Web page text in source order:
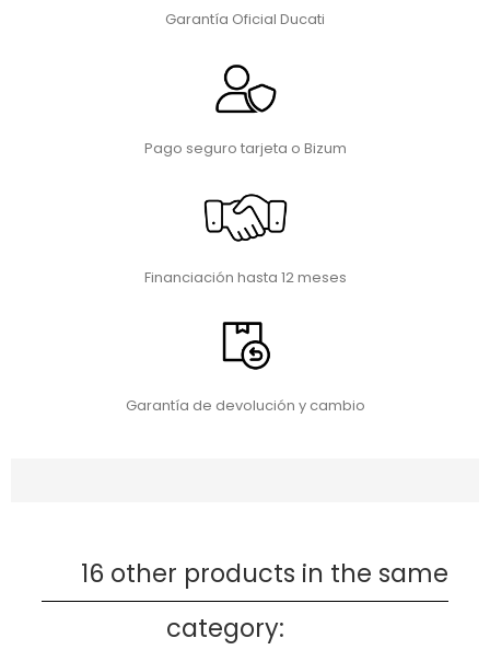
Garantía Oficial Ducati
Pago seguro tarjeta o Bizum
Financiación hasta 12 meses
Garantía de devolución y cambio
16 other products in the same
category: